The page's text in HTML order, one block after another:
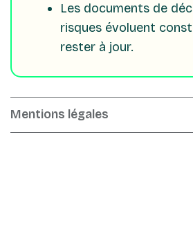
Les documents de
risques évoluent
rester à jour.
Mentions légales